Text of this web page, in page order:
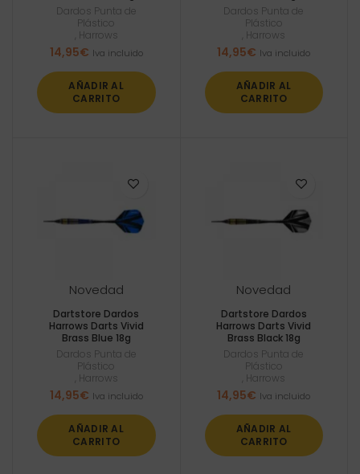
Dardos Punta de
Plástico
Harrows
14,95€ Iva incluido
AÑADIR AL
CARRITO
Dardos Punta de
Plástico
Harrows
14,95€ Iva incluido
AÑADIR AL
CARRITO
Novedad
Dartstore Dardos
Harrows Darts Vivid
Brass Blue 18g
Dardos Punta de
Plástico
Harrows
14,95€ Iva incluido
AÑADIR AL
CARRITO
Novedad
Dartstore Dardos
Harrows Darts Vivid
Brass Black 18g
Dardos Punta de
Plástico
Harrows
14,95€ Iva incluido
AÑADIR AL
CARRITO